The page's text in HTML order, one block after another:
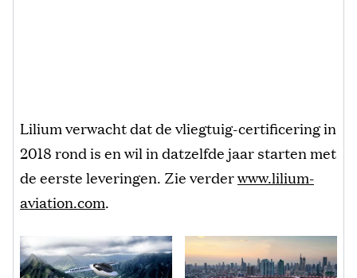
Lilium verwacht dat de vliegtuig-certificering in
2018 rond is en wil in datzelfde jaar starten met
de eerste leveringen. Zie verderwww.lilium-
aviation.com.